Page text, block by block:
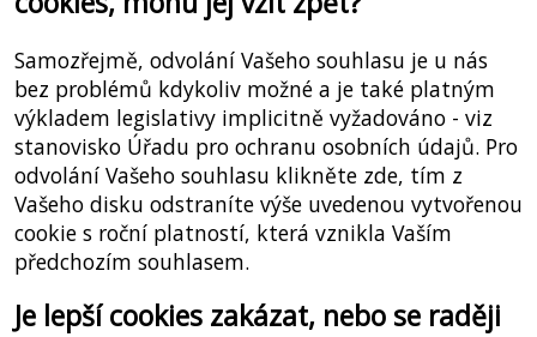
Samozřejmě, odvolání Vašeho souhlasu je u nás
bez problémů kdykoliv možné a je také platným
výkladem legislativy implicitně vyžadováno - viz
stanovisko Úřadu pro ochranu osobních údajů. Pro
odvolání Vašeho souhlasu klikněte zde, tím z
Vašeho disku odstraníte výše uvedenou vytvořenou
cookie s roční platností, která vznikla Vaším
předchozím souhlasem.
Je lepší cookies zakázat, nebo se raději